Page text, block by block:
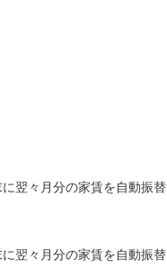
翌々月分の家賃を自動振替
翌々月分の家賃を自動振替